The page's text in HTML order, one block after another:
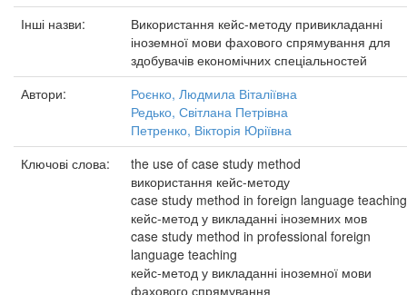
Інші назви:
Використання кейс-методу привикладанні
іноземної мови фахового спрямування для
здобувачів економічних спеціальностей
Автори:
Роєнко, Людмила Віталіївна
Редько, Світлана Петрівна
Петренко, Вікторія Юріївна
Ключові слова:
the use of case study method
використання кейс-методу
case study method in foreign language teaching
кейс-метод у викладанні іноземних мов
case study method in professional foreign
language teaching
кейс-метод у викладанні іноземної мови
фахового спрямування